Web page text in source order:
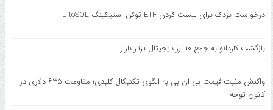
درخواست نزدک برای لیست کردن ETF توکن استیکینگ JitoSOL
بازگشت کاردانو به جمع ۱۰ ارز دیجیتال برتر بازار
واکنش مثبت قیمت بی ان بی به الگوی تکنیکال کلیدی؛ مقاومت ۶۳۵ دلاری در
کانون توجه